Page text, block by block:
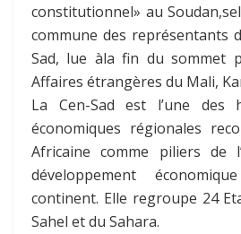
constitutionnel» au
commune des représentants
Sad, lue àla fin du sommet
Affaires étrangères du Mali,
La Cen-Sad est l’une des
économiques régionales
Africaine comme piliers de
développement
continent. Elle regroupe 24
Sahel et du Sahara.